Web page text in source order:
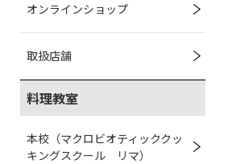
オンラインショップ
取扱店舗
料理教室
本校（マクロビオティッククッ
キングスクール リマ）